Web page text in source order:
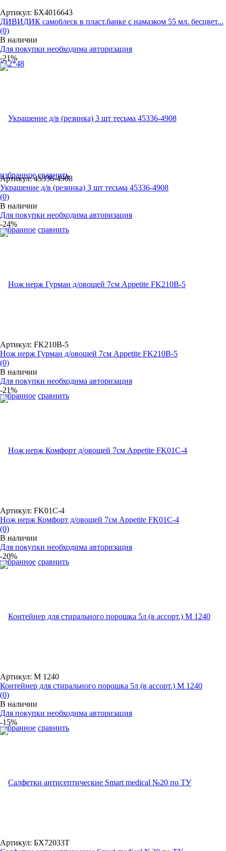
избранное сравнить
Артикул: БХ4016643
ДИВИДИК самоблеск в пласт.банке с намазком 55 мл. бесцвет...
(0)
В наличии
Для покупки необходима авторизация
-21%
избранное сравнить
Артикул: 45336-4908
Украшение д/в (резинка) 3 шт тесьма 45336-4908
(0)
В наличии
Для покупки необходима авторизация
-24%
избранное сравнить
Артикул: FK210B-5
Нож нерж Гурман д/овощей 7см Appetite FK210B-5
(0)
В наличии
Для покупки необходима авторизация
-21%
избранное сравнить
Артикул: FK01C-4
Нож нерж Комфорт д/овощей 7см Appetite FK01C-4
(0)
В наличии
Для покупки необходима авторизация
-20%
избранное сравнить
Артикул: М 1240
Контейнер для стирального порошка 5л (в ассорт.) М 1240
(0)
В наличии
Для покупки необходима авторизация
-15%
Артикул: БХ72033Т